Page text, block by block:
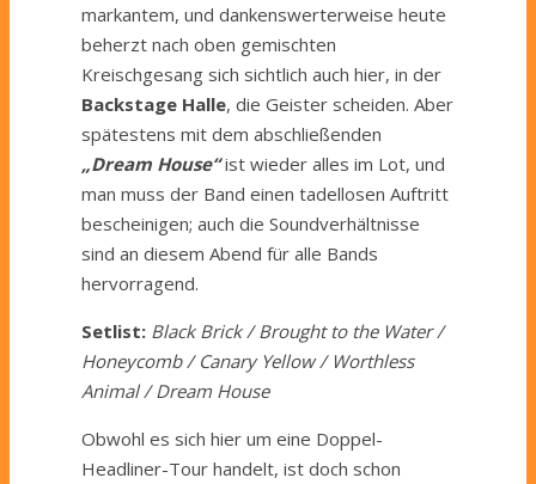
markantem, und dankenswerterweise heute
beherzt nach oben gemischten
Kreischgesang sich sichtlich auch hier, in der
Backstage Halle, die Geister scheiden. Aber
spätestens mit dem abschließenden
„Dream House“ist wieder alles im Lot, und
man muss der Band einen tadellosen Auftritt
bescheinigen; auch die Soundverhältnisse
sind an diesem Abend für alle Bands
hervorragend.
Setlist: Black Brick / Brought to the Water /
Honeycomb / Canary Yellow / Worthless
Animal / Dream House
Obwohl es sich hier um eine Doppel-
Headliner-Tour handelt, ist doch schon